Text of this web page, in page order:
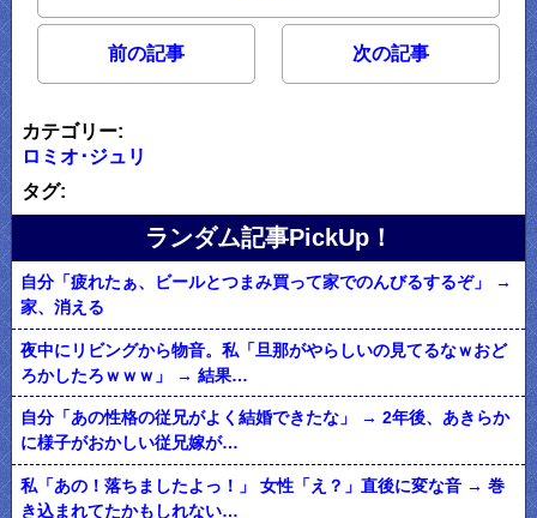
前の記事 次の記事
カテゴリー:
ロミオ･ジュリ
タグ:
ランダム記事PickUp！
自分「疲れたぁ、ビールとつまみ買って家でのんびるするぞ」 →
家、消える
夜中にリビングから物音。私「旦那がやらしいの見てるなｗおど
ろかしたろｗｗｗ」 → 結果…
自分「あの性格の従兄がよく結婚できたな」 → 2年後、あきらか
に様子がおかしい従兄嫁が…
私「あの！落ちましたよっ！」 女性「え？」直後に変な音 → 巻
き込まれてたかもしれない…